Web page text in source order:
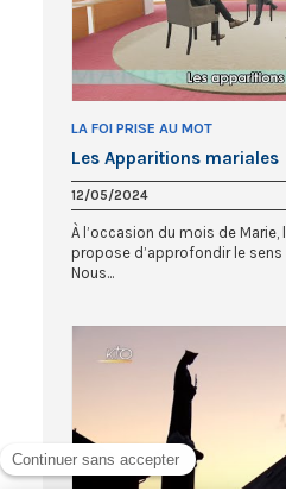
LA FOI PRISE AU MOT
Les Apparitions mariales
12/05/2024
À l’occasion du mois de
propose d’approfondir le
Nous...